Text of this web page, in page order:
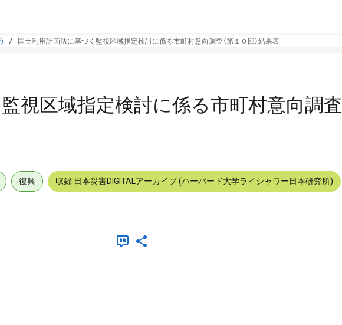
国土利用計画法に基づく監視区域指定検討に係る市町村意向調査（第１０回）結果表
視区域指定検討に係る市町村意向調査
復興 収録:日本災害DIGITALアーカイブ (ハーバード大学ライシャワー日本研究所)